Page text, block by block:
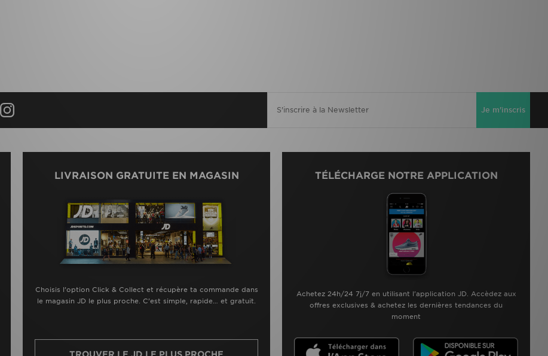
Je m'inscris
LIVRAISON GRATUITE EN MAGASIN
Choisis l’option Click & Collect et récupère ta commande dans
le magasin JD le plus proche. C’est simple, rapide… et gratuit.
TROUVER LE JD LE PLUS PROCHE
TÉLÉCHARGE NOTRE APPLICATION
Achetez 24h/24 7j/7 en utilisant l'application JD. Accèdez aux
offres exclusives & achetez les dernières tendances du
moment